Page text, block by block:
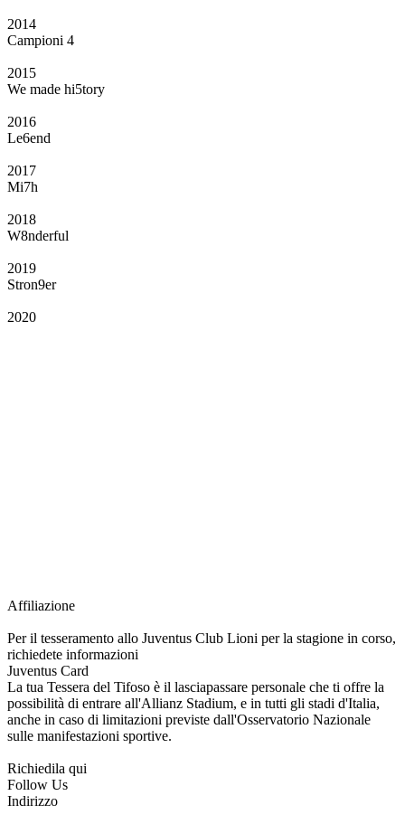
2014
Campioni 4
2015
We made hi5tory
2016
Le6end
2017
Mi7h
2018
W8nderful
2019
Stron9er
2020
Affiliazione
Per il tesseramento allo Juventus Club Lioni per la stagione in corso,
richiedete informazioni
Juventus Card
La tua Tessera del Tifoso è il lasciapassare personale che ti offre la
possibilità di entrare all'Allianz Stadium, e in tutti gli stadi d'Italia,
anche in caso di limitazioni previste dall'Osservatorio Nazionale
sulle manifestazioni sportive.
Richiedila qui
Follow Us
Indirizzo